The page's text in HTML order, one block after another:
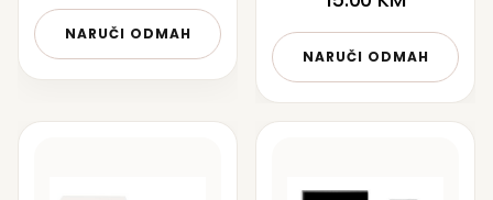
NARUČI ODMAH
NARUČI ODMAH